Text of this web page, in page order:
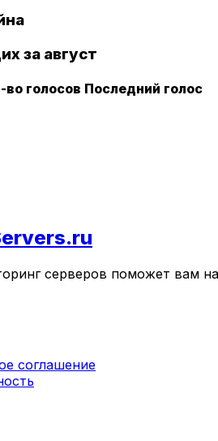
за август
во голосов Последний голос
серверов поможет вам
соглашение